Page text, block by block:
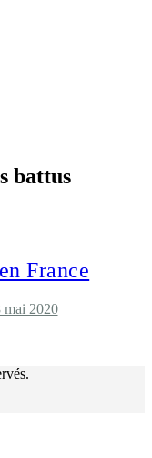
battus
France
mai 2020